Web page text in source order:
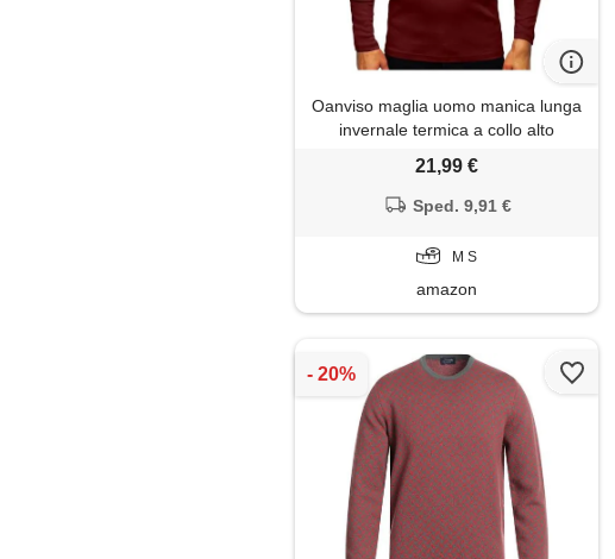
Oanviso maglia uomo manica lunga
invernale termica a collo alto
maglione basic caldo maglioncino
sottogiacca lupetto a bordeaux s
21,99 €
Sped. 9,91 €
M S
amazon